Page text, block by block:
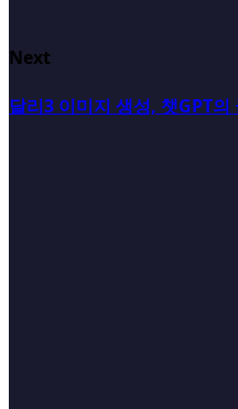
Next
달리3 이미지 생성, 챗GPT